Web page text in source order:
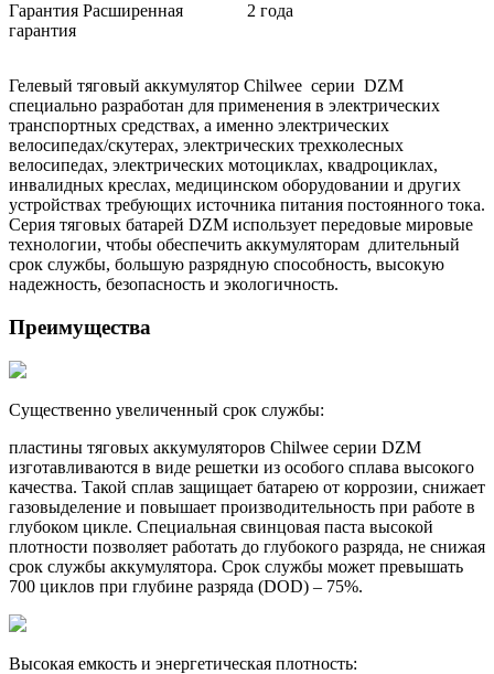
Гарантия Расширенная
гарантия
2 года
Гелевый тяговый аккумулятор Chilwee серии DZM
специально разработан для применения в электрических
транспортных средствах, а именно электрических
велосипедах/скутерах, электрических трехколесных
велосипедах, электрических мотоциклах, квадроциклах,
инвалидных креслах, медицинском оборудовании и других
устройствах требующих источника питания постоянного тока.
Серия тяговых батарей DZM использует передовые мировые
технологии, чтобы обеспечить аккумуляторам длительный
срок службы, большую разрядную способность, высокую
надежность, безопасность и экологичность.
Преимущества
Существенно увеличенный срок службы:
пластины тяговых аккумуляторов Chilwee серии DZM
изготавливаются в виде решетки из особого сплава высокого
качества. Такой сплав защищает батарею от коррозии, снижает
газовыделение и повышает производительность при работе в
глубоком цикле. Специальная свинцовая паста высокой
плотности позволяет работать до глубокого разряда, не снижая
срок службы аккумулятора. Срок службы может превышать
700 циклов при глубине разряда (DOD) – 75%.
Высокая емкость и энергетическая плотность: